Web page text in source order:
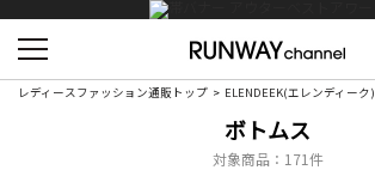
レディースファッション通販トップ ELENDEEK(エレンディーク)
ボトムス
対象商品： 171件